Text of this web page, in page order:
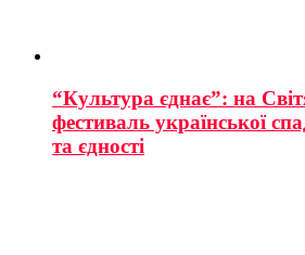
“Культура єднає”: на
фестиваль української
та єдності